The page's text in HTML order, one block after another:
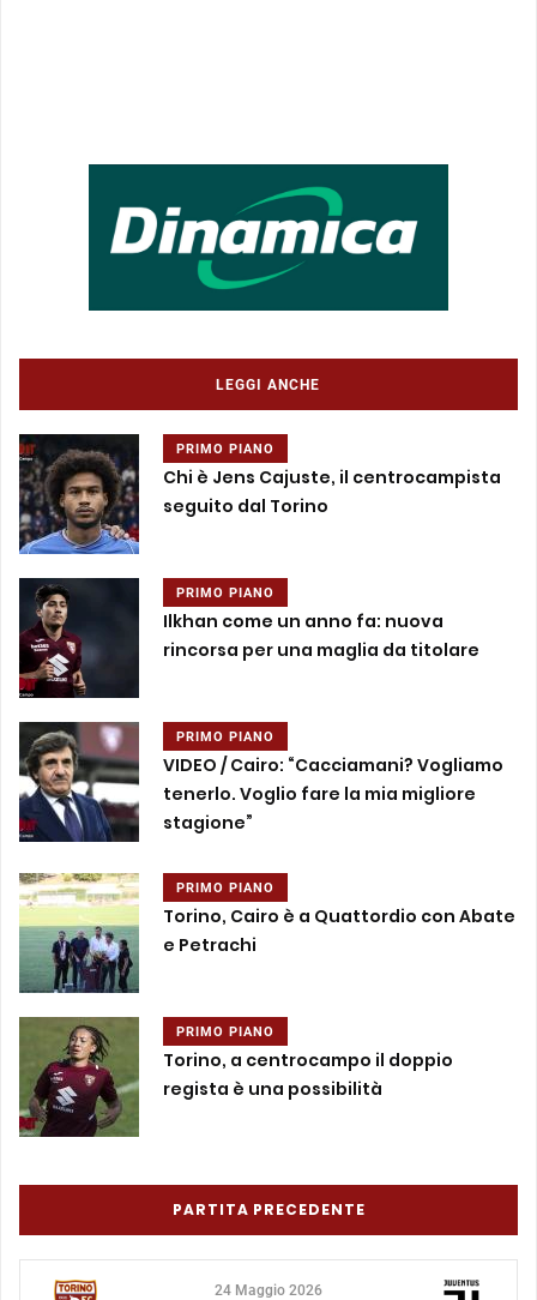
LEGGI ANCHE
PRIMO PIANO
Chi è Jens Cajuste, il centrocampista
seguito dal Torino
PRIMO PIANO
Ilkhan come un anno fa: nuova
rincorsa per una maglia da titolare
PRIMO PIANO
VIDEO / Cairo: “Cacciamani? Vogliamo
tenerlo. Voglio fare la mia migliore
stagione”
PRIMO PIANO
Torino, Cairo è a Quattordio con Abate
e Petrachi
PRIMO PIANO
Torino, a centrocampo il doppio
regista è una possibilità
PARTITA PRECEDENTE
24 Maggio 2026